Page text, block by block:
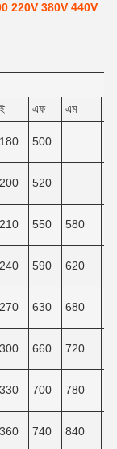
220V 380V 440V
ই এফ এম
180 500
200 520
210 550 580
240 590 620
270 630 680
300 660 720
330 700 780
360 740 840